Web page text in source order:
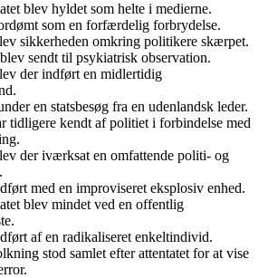
blev hyldet som helte i medierne.
som en forfærdelig forbrydelse.
sikkerheden omkring politikere skærpet.
sendt til psykiatrisk observation.
der indført en midlertidig
en statsbesøg fra en udenlandsk leder.
tidligere kendt af politiet i forbindelse med
der iværksat en omfattende politi- og
med en improviseret eksplosiv enhed.
blev mindet ved en offentlig
af en radikaliseret enkeltindivid.
stod samlet efter attentatet for at vise